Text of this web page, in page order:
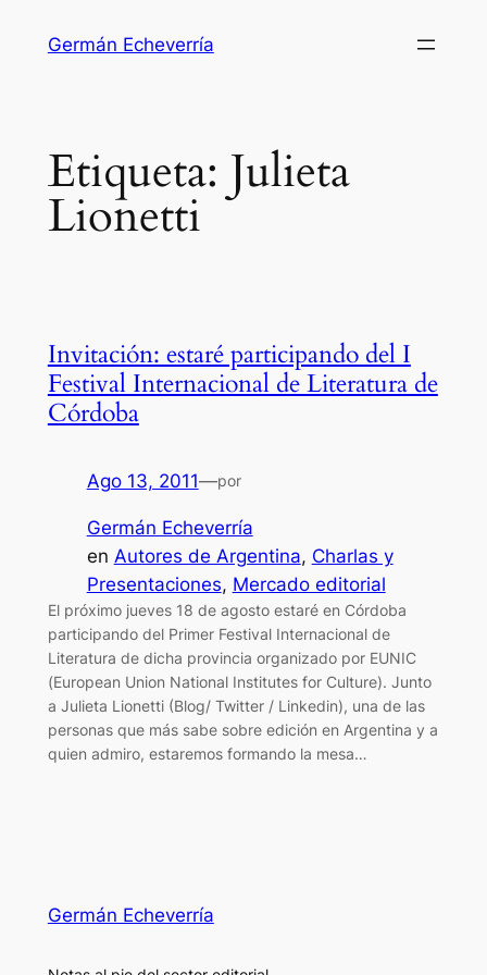
Germán Echeverría
Etiqueta: Julieta
Lionetti
Invitación: estaré participando del I
Festival Internacional de Literatura de
Córdoba
Ago 13, 2011—por
Germán Echeverría
en Autores de Argentina, Charlas y
Presentaciones, Mercado editorial
El próximo jueves 18 de agosto estaré en Córdoba
participando del Primer Festival Internacional de
Literatura de dicha provincia organizado por EUNIC
(European Union National Institutes for Culture). Junto
a Julieta Lionetti (Blog/ Twitter / Linkedin), una de las
personas que más sabe sobre edición en Argentina y a
quien admiro, estaremos formando la mesa…
Germán Echeverría